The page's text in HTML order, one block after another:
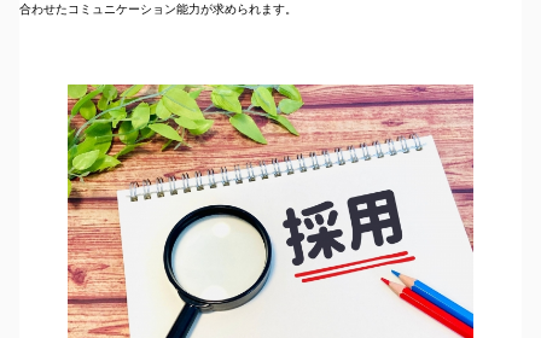
合わせたコミュニケーション能力が求められます。